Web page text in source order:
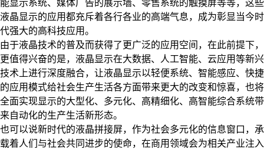
能显示系统、媒体广告的展示墙、零售系统的触摸屏等等，这些
液晶显示的应用都充斥着各行各业的高端气息，成为彰显当今时
代强大的高科技应用。
由于液晶技术的普及而获得了更广泛的应用空间，在此前提下，
更值得兴奋的是，液晶显示在大数据、人工智能、云应用等新兴
技术上进行深度融合，让液晶显示以轻便系统、智能感应、快捷
的应用模式给社会生产生活各方面带来更大的改变和惊喜，也将
全面实现显示的大型化、多元化、高精细化、高智能综合系统带
来自动化的生产生活新形态。
也可以说新时代的液晶拼接屏，作为社会多元化的信息窗口，承
载着人们与社会共同进步的使命，在商用领域会为相关产业注入